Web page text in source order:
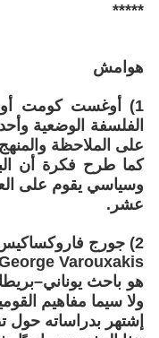
*****
هوامش
الفلسفة الوضعية
على الملاحظة والمنهج
كما طرح فكرة أن
وسياسي يقوم على
عشر.
2) جورج فاروكساكيس
Varouxakis
هو باحث
ولا سيما مفاهيم
إشتهر بدراساته